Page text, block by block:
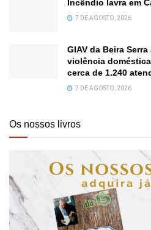
Incêndio lavra em
7 DE AGOSTO, 2026
GIAV da Beira
violência
cerca de 1.240
7 DE AGOSTO, 2026
Os nossos livros